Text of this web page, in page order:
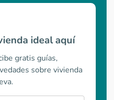
ideal aquí
gratis guías,
sobre vivienda